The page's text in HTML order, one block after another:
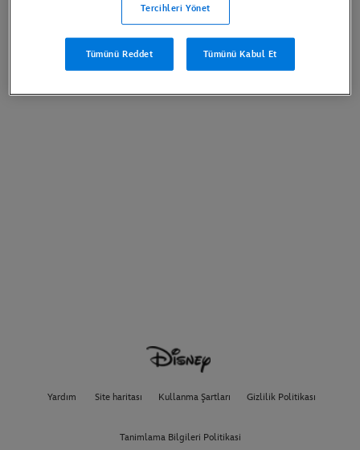
Yardım Site haritası Kullanma Şartları Gizlilik Politikası
Tanimlama Bilgileri Politikasi
Tercihleri Yönet
Tümünü Reddet Tümünü Kabul Et